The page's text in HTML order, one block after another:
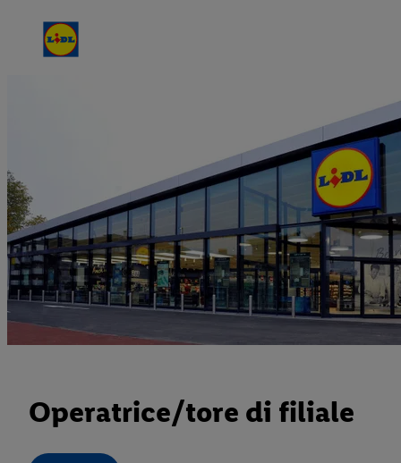
Operatrice/tore di filiale